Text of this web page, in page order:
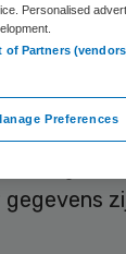
Carina
gegevens
Personalised
of Partners
Preferences